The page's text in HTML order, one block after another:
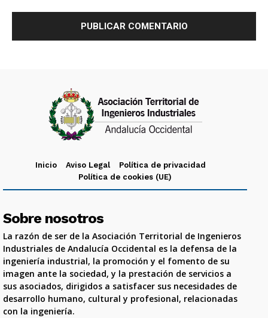
Inicio Aviso Legal
Política de privacidad
Política de cookies (UE)
Sobre nosotros
La razón de ser de la Asociación Territorial de Ingenieros
Industriales de Andalucía Occidental es la defensa de la
ingeniería industrial, la promoción y el fomento de su
imagen ante la sociedad, y la prestación de servicios a
sus asociados, dirigidos a satisfacer sus necesidades de
desarrollo humano, cultural y profesional, relacionadas
con la ingeniería.